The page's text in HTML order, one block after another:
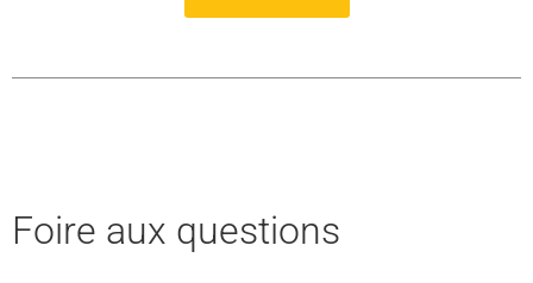
Foire aux questions